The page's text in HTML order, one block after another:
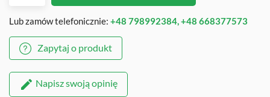
Lub zamów telefonicznie: +48 798992384, +48 668377573
Zapytaj o produkt
Napisz swoją opinię